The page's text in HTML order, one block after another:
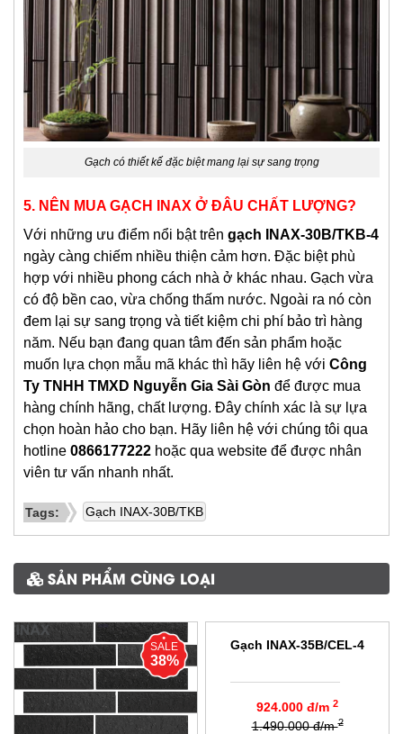
Gạch có thiết kế đặc biệt mang lại sự sang trọng
5. NÊN MUA GẠCH INAX Ở ĐÂU CHẤT LƯỢNG?
Với những ưu điểm nổi bật trên gạch INAX-30B/TKB-4
ngày càng chiếm nhiều thiện cảm hơn. Đặc biệt phù
hợp với nhiều phong cách nhà ở khác nhau. Gạch vừa
có độ bền cao, vừa chống thấm nước. Ngoài ra nó còn
đem lại sự sang trọng và tiết kiệm chi phí bảo trì hàng
năm. Nếu bạn đang quan tâm đến sản phẩm hoặc
muốn lựa chọn mẫu mã khác thì hãy liên hệ với Công
Ty TNHH TMXD Nguyễn Gia Sài Gòn để được mua
hàng chính hãng, chất lượng. Đây chính xác là sự lựa
chọn hoàn hảo cho bạn. Hãy liên hệ với chúng tôi qua
hotline 0866177222 hoặc qua website để được nhân
viên tư vấn nhanh nhất.
Tags: Gạch INAX-30B/TKB
SẢN PHẨM CÙNG LOẠI
SALE
38%
SALE
Gạch INAX-35B/CEL-4
924.000 đ/m 2
1.490.000 đ/m2